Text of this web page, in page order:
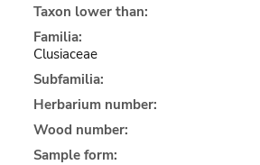
Taxon lower than:
Familia:
Clusiaceae
Subfamilia:
Herbarium number:
Wood number:
Sample form: